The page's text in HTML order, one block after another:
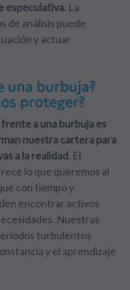
especulativa. La
de análisis puede
y actuar
una burbuja?
proteger?
a una burbuja es
nuestra cartera para
a la realidad. El
lo que queremos al
con tiempo y
encontrar activos
Nuestras
turbulentos
y el aprendizaje